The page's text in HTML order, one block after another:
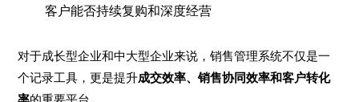
客户能否持续复购和深度经营
对于成长型企业和中大型企业来说，销售管理系统不仅是一
个记录工具，更是提升成交效率、销售协同效率和客户转化
率的重要平台。